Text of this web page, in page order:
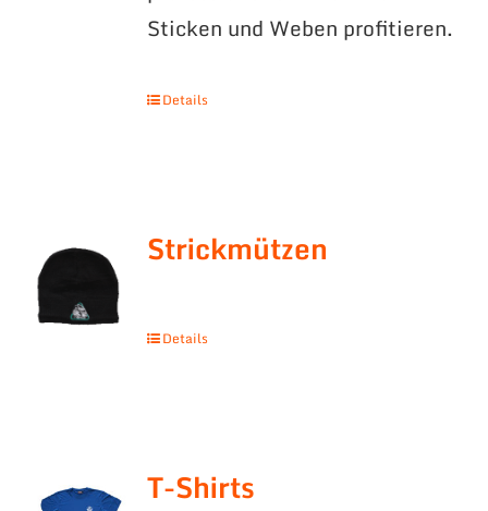
Sticken und Weben profitieren.
Details
Strickmützen
Details
T-Shirts